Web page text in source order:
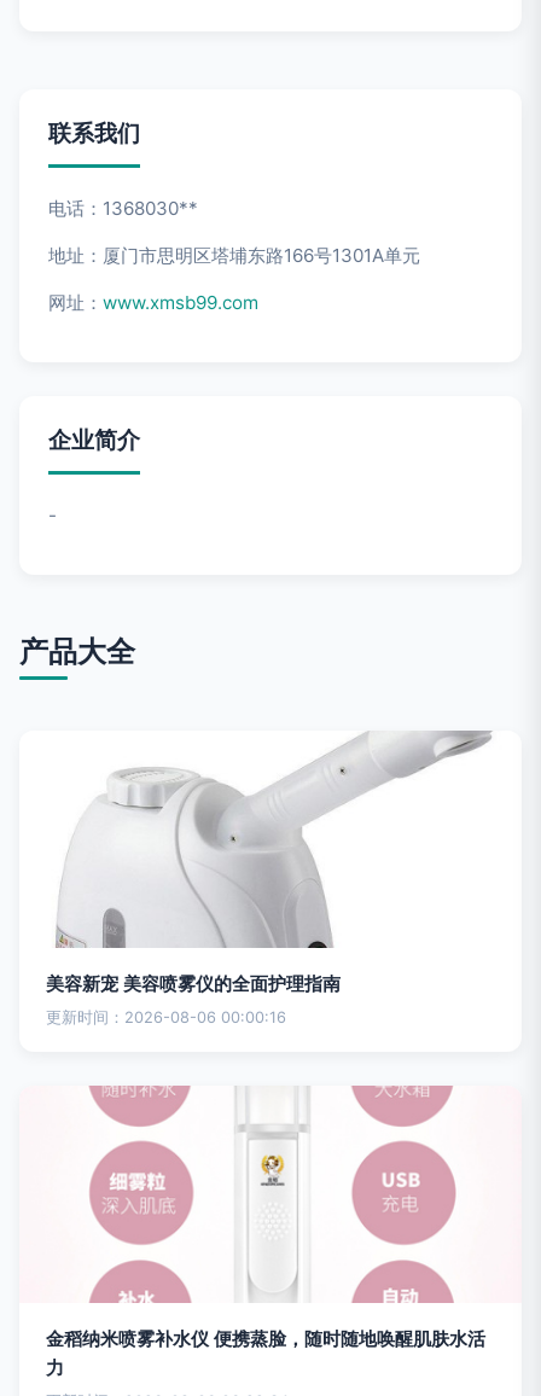
联系我们
电话：1368030**
地址：厦门市思明区塔埔东路166号1301A单元
网址： www.xmsb99.com
企业简介
-
产品大全
美容新宠 美容喷雾仪的全面护理指南
更新时间：2026-08-06 00:00:16
金稻纳米喷雾补水仪 便携蒸脸，随时随地唤醒肌肤水活
力